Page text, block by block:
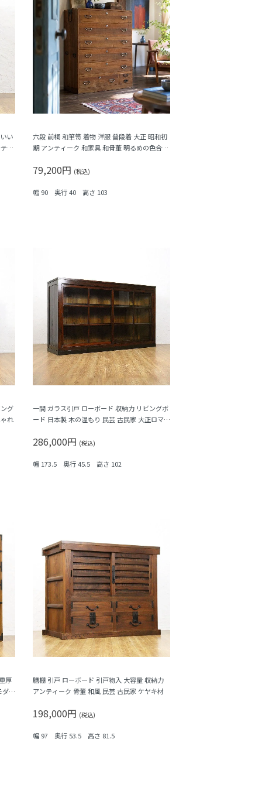
い
ィ
六段 前桐 和箪笥 着物 洋服 普段着 大正 昭和初
期 アンティーク 和家具 和骨董 明るめの色合い
79,200円 (税込)
幅 90 奥行 40 高さ 103
グ
れ
一間 ガラス引戸 ローボード 収納力 リビングボ
ード 日本製 木の温もり 民芸 古民家 大正ロマン
286,000円 (税込)
幅 173.5 奥行 45.5 高さ 102
厚
ダン
膳棚 引戸 ローボード 引戸物入 大容量 収納力
アンティーク 骨董 和風 民芸 古民家 ケヤキ材
198,000円 (税込)
幅 97 奥行 53.5 高さ 81.5